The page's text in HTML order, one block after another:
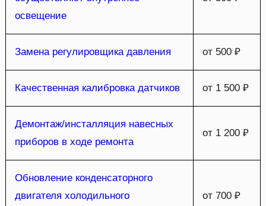
освещение
Замена регулировщика давления от 500 ₽
Качественная калибровка датчиков от 1 500 ₽
Демонтаж/инсталляция навесных
приборов в ходе ремонта
от 1 200 ₽
Обновление конденсаторного
двигателя холодильного
от 700 ₽